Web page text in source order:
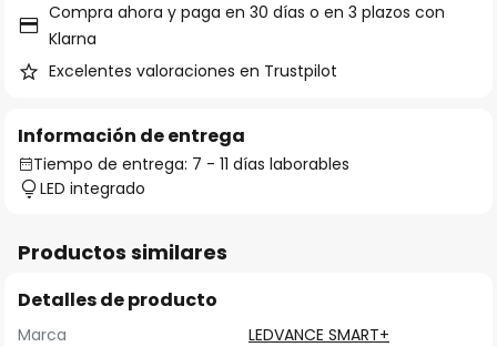
Compra ahora y paga en 30 días o en 3 plazos con
Klarna
Excelentes valoraciones en Trustpilot
Información de entrega
Tiempo de entrega: 7 - 11 días laborables
LED integrado
Productos similares
Detalles de producto
Marca
LEDVANCE SMART+